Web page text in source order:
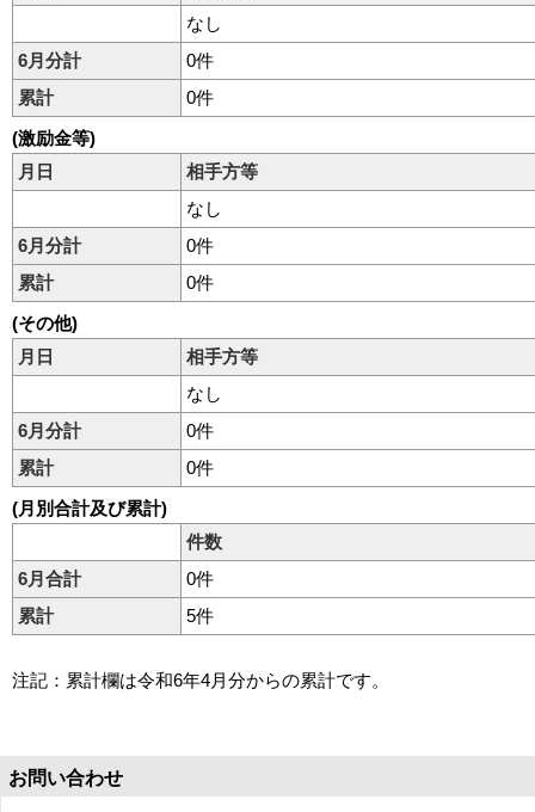
なし
6月分計
0件
累計
0件
(激励金等)
月日
相手方等
なし
6月分計
0件
累計
0件
(その他)
月日
相手方等
なし
6月分計
0件
累計
0件
(月別合計及び累計)
件数
6月合計
0件
累計
5件
注記：累計欄は令和6年4月分からの累計です。
お問い合わせ